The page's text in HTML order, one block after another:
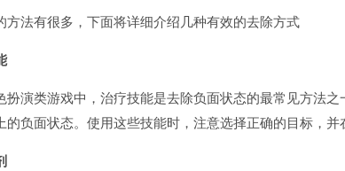
方法有很多，下面将详细介绍几种有效的去除方式
扮演类游戏中，治疗技能是去除负面状态的最常见方法
的负面状态。使用这些技能时，注意选择正确的目标，并